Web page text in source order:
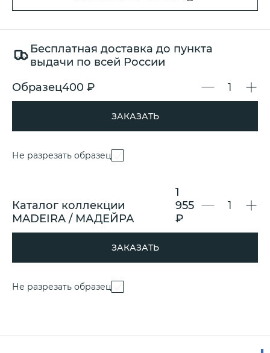
Бесплатная доставка до пункта
выдачи по всей России
Образец400 ₽
ЗАКАЗАТЬ
Не разрезать образец
Каталог коллекции
MADEIRA / МАДЕЙРА
1
955
₽
ЗАКАЗАТЬ
Не разрезать образец